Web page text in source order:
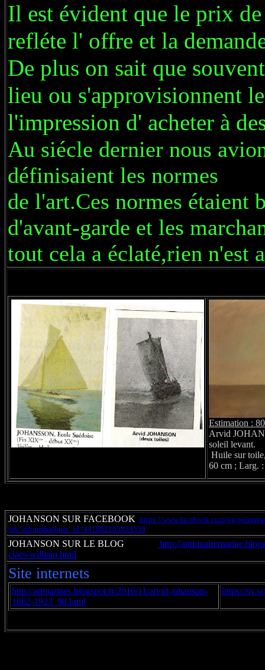
Il est évident que le prix
refléte l' offre et la
De plus on sait que
lieu ou s'approvisionnent
l'impression d' acheter à
Au siécle dernier nous
définisaient les normes
de l'art.Ces normes étaient
d'avant-garde et les
tout cela a éclaté,rien n'est
Estimation :
Arvid
soleil levant.
Huile sur
60 cm ; Larg.
JOHANSON SUR FACEBOOK https://www.facebook.com/pg/
tab=album&album_id=441882105834359
JOHANSON SUR LE BLOG
http://
claes-william.html
Site internets
http://artmarines.blogspot.fr/2016/11/arvid-johanson-
1862-1923_98.html
https://